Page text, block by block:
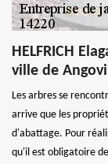
HELFRICH
ville de
Les arbres se
arrive que les
d'abattage. Pour
qu'il est obligatoire